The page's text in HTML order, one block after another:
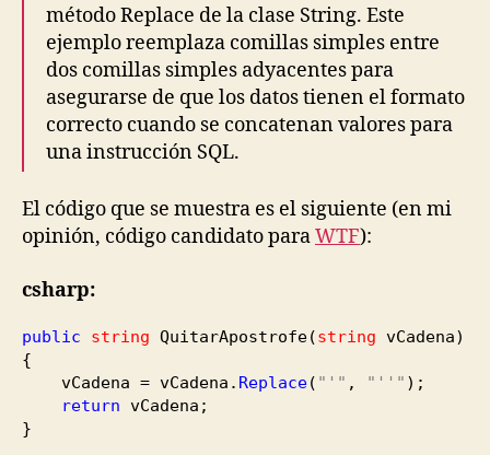
método Replace de la clase String. Este
ejemplo reemplaza comillas simples entre
dos comillas simples adyacentes para
asegurarse de que los datos tienen el formato
correcto cuando se concatenan valores para
una instrucción SQL.
El código que se muestra es el siguiente (en mi
opinión, código candidato paraWTF):
csharp:
public string QuitarApostrofe(string vCadena)
{
vCadena = vCadena. Replace( "'" , "''" ) ;
return vCadena;
}